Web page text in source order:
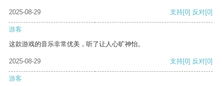
2025-08-29 支持[0] 反对[0]
游客
这款游戏的音乐非常优美，听了让人心旷神怡。
2025-08-29 支持[0] 反对[0]
游客